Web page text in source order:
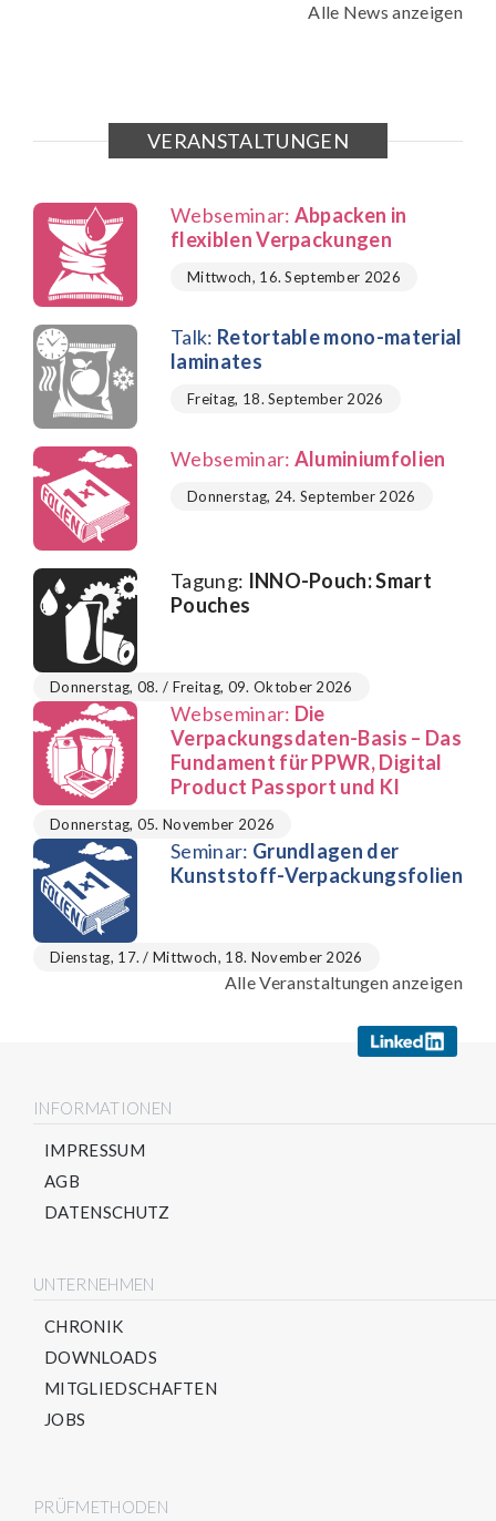
Alle News anzeigen
VERANSTALTUNGEN
Webseminar: Abpacken in
flexiblen Verpackungen
Mittwoch, 16. September 2026
Talk: Retortable mono-material
laminates
Freitag, 18. September 2026
Webseminar: Aluminiumfolien
Donnerstag, 24. September 2026
Tagung: INNO-Pouch: Smart
Pouches
Donnerstag, 08. / Freitag, 09. Oktober 2026
Webseminar: Die
Verpackungsdaten-Basis – Das
Fundament für PPWR, Digital
Product Passport und KI
Donnerstag, 05. November 2026
Seminar: Grundlagen der
Kunststoff-Verpackungsfolien
Dienstag, 17. / Mittwoch, 18. November 2026
Alle Veranstaltungen anzeigen
INFORMATIONEN
IMPRESSUM
AGB
DATENSCHUTZ
UNTERNEHMEN
CHRONIK
DOWNLOADS
MITGLIEDSCHAFTEN
JOBS
PRÜFMETHODEN